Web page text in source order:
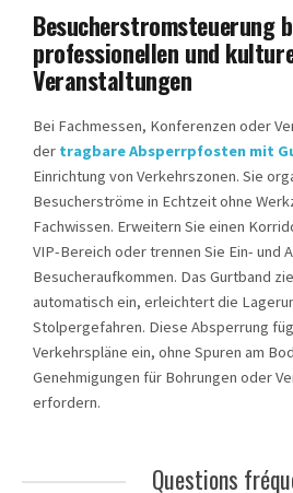
Besucherstromsteuerung
professionellen und
Veranstaltungen
Bei Fachmessen, Konferenzen oder
der tragbare Absperrpfosten mit
Einrichtung von Verkehrszonen. Sie
Besucherströme in Echtzeit ohne
Fachwissen. Erweitern Sie einen
VIP-Bereich oder trennen Sie Ein- und
Besucheraufkommen. Das Gurtband
automatisch ein, erleichtert die
Stolpergefahren. Diese Absperrung
Verkehrspläne ein, ohne Spuren am
Genehmigungen für Bohrungen oder
erfordern.
Questions